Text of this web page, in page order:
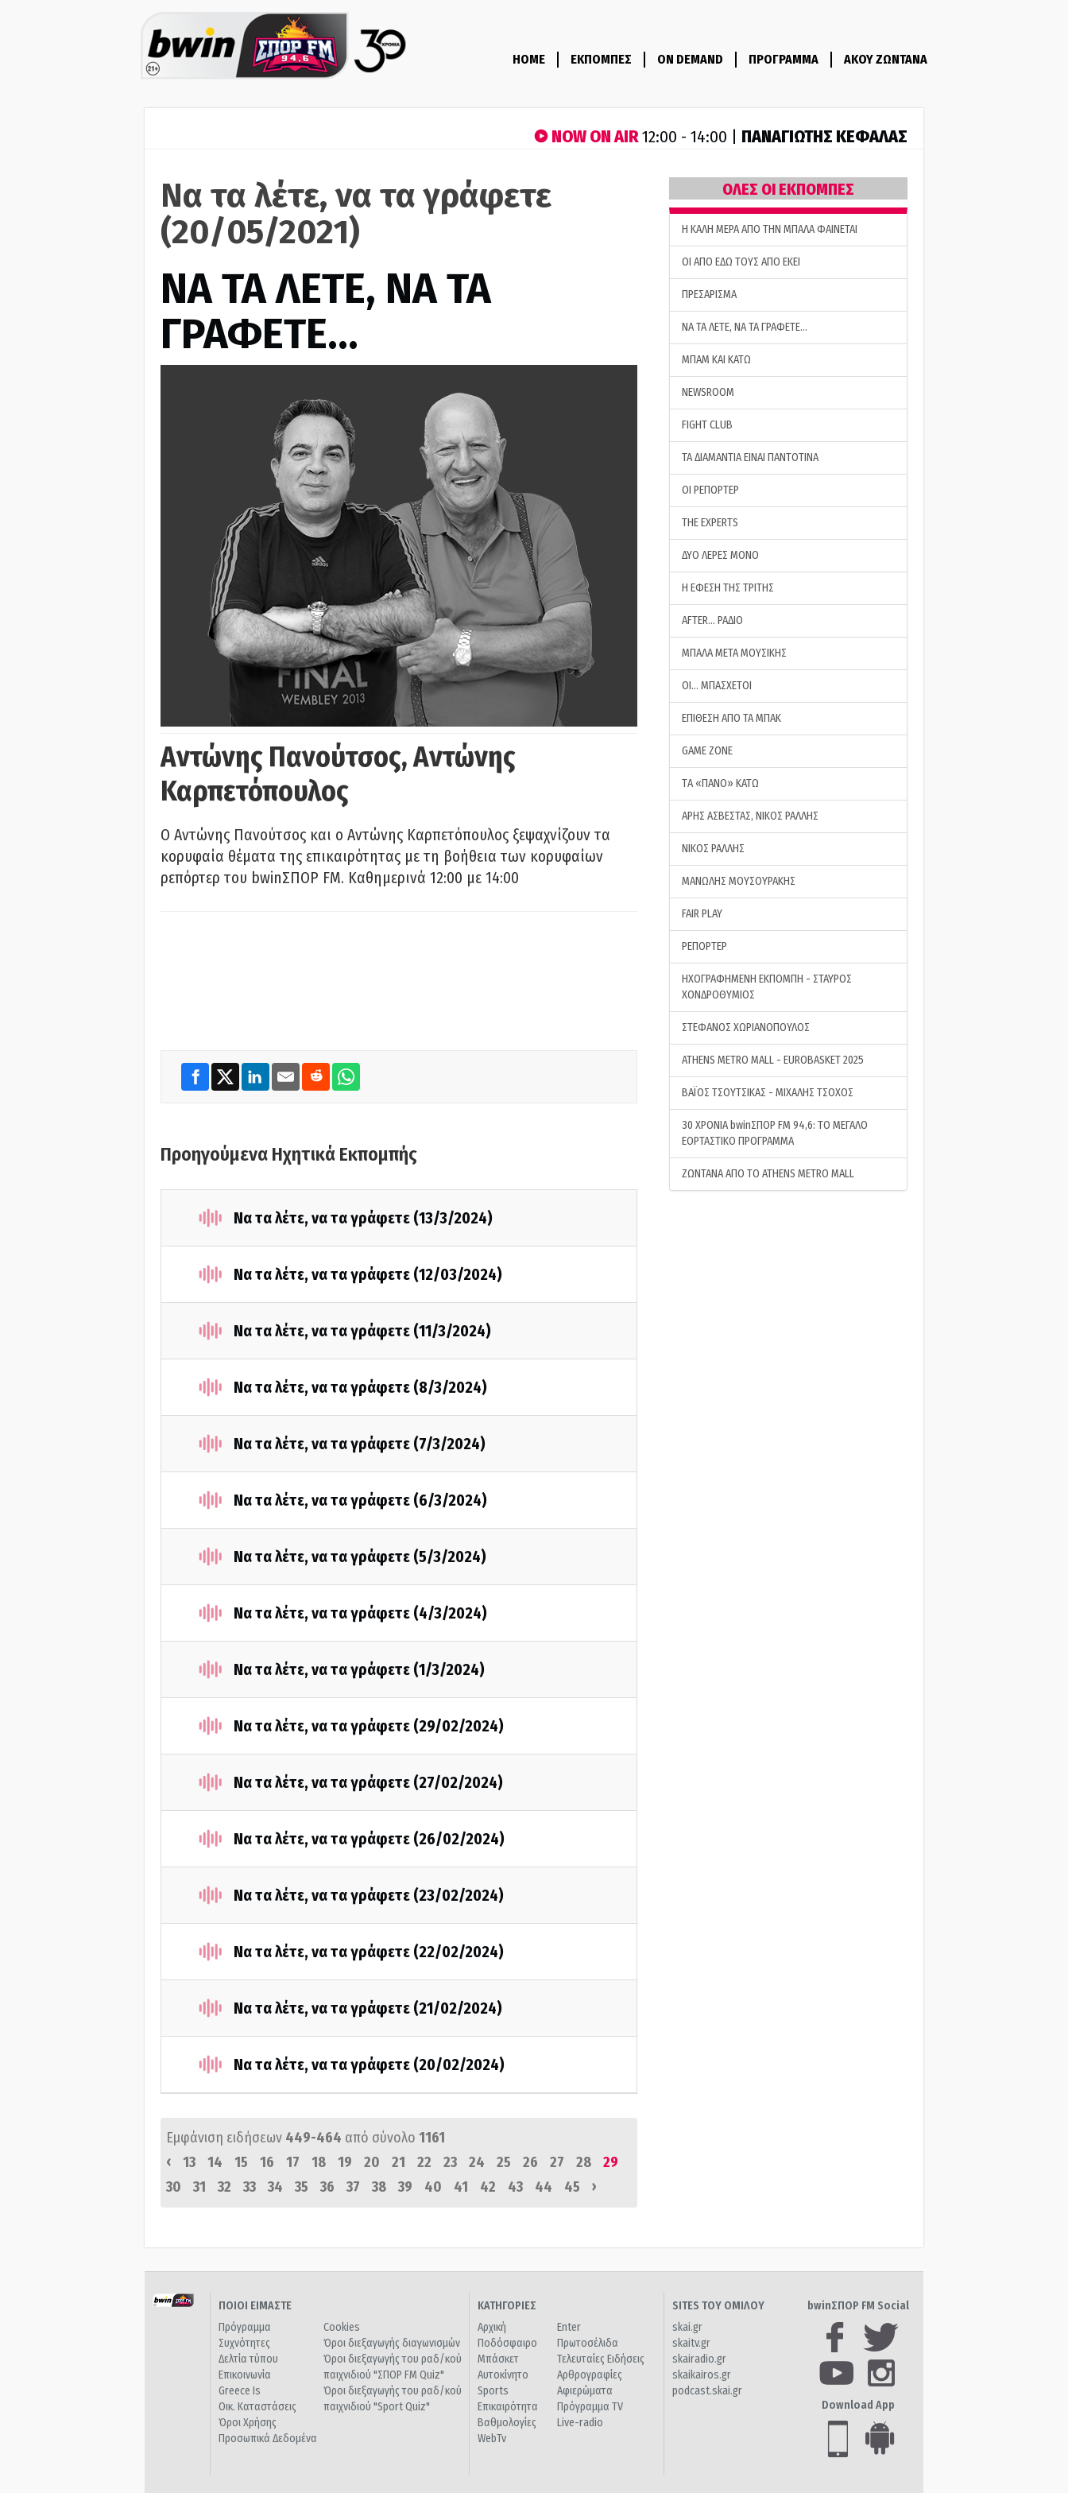
HOME ΕΚΠΟΜΠΕΣ ON DEMAND ΠΡΟΓΡΑΜΜΑ ΑΚΟΥ ΖΩΝΤΑΝΑ
NOW ON AIR12:00 - 14:00 | ΠΑΝΑΓΙΩΤΗΣ ΚΕΦΑΛΑΣ
Να τα λέτε, να τα γράφετε
(20/05/2021)
ΝΑ ΤΑ ΛΕΤΕ, ΝΑ ΤΑ
ΓΡΑΦΕΤΕ…
Αντώνης Πανούτσος, Αντώνης
Καρπετόπουλος
Ο Αντώνης Πανούτσος και ο Αντώνης Καρπετόπουλος ξεψαχνίζουν τα
κορυφαία θέματα της επικαιρότητας με τη βοήθεια των κορυφαίων
ρεπόρτερ του bwinΣΠΟΡ FM. Καθημερινά 12:00 με 14:00
Προηγούμενα Ηχητικά Εκπομπής
Να τα λέτε, να τα γράφετε (13/3/2024)
Να τα λέτε, να τα γράφετε (12/03/2024)
Να τα λέτε, να τα γράφετε (11/3/2024)
Να τα λέτε, να τα γράφετε (8/3/2024)
Να τα λέτε, να τα γράφετε (7/3/2024)
Να τα λέτε, να τα γράφετε (6/3/2024)
Να τα λέτε, να τα γράφετε (5/3/2024)
Να τα λέτε, να τα γράφετε (4/3/2024)
Να τα λέτε, να τα γράφετε (1/3/2024)
Να τα λέτε, να τα γράφετε (29/02/2024)
Να τα λέτε, να τα γράφετε (27/02/2024)
Να τα λέτε, να τα γράφετε (26/02/2024)
Να τα λέτε, να τα γράφετε (23/02/2024)
Να τα λέτε, να τα γράφετε (22/02/2024)
Να τα λέτε, να τα γράφετε (21/02/2024)
Να τα λέτε, να τα γράφετε (20/02/2024)
Εμφάνιση ειδήσεων 449-464 από σύνολο 1161
‹
13 14 15 16 17 18 19 20 21 22 23 24 25 26 27 28
29
30
31 32 33 34 35 36 37 38 39 40 41 42 43 44 45 ›
ΟΛΕΣ ΟΙ ΕΚΠΟΜΠΕΣ
H ΚΑΛΗ ΜΕΡΑ ΑΠΟ ΤΗΝ ΜΠΑΛΑ ΦΑΙΝΕΤΑΙ
ΟΙ ΑΠΟ ΕΔΩ ΤΟΥΣ ΑΠΟ ΕΚΕΙ
ΠΡΕΣΑΡΙΣΜΑ
ΝΑ ΤΑ ΛΕΤΕ, ΝΑ ΤΑ ΓΡΑΦΕΤΕ…
ΜΠΑΜ ΚΑΙ ΚΑΤΩ
NEWSROOM
FIGHT CLUB
ΤΑ ΔΙΑΜΑΝΤΙΑ ΕΙΝΑΙ ΠΑΝΤΟΤΙΝΑ
ΟΙ ΡΕΠΟΡΤΕΡ
THE EXPERTS
ΔΥΟ ΛΕΡΕΣ ΜΟΝΟ
Η ΕΦΕΣΗ ΤΗΣ ΤΡΙΤΗΣ
AFTER… ΡΑΔΙΟ
ΜΠΑΛΑ ΜΕΤΑ ΜΟΥΣΙΚΗΣ
ΟΙ… ΜΠΑΣΧΕΤΟΙ
ΕΠΙΘΕΣΗ ΑΠΟ ΤΑ ΜΠΑΚ
GAME ZONE
ΤA «ΠΑΝΟ» ΚΑΤΩ
ΑΡΗΣ ΑΣΒΕΣΤΑΣ, ΝΙΚΟΣ ΡΑΛΛΗΣ
ΝΙΚΟΣ ΡΑΛΛΗΣ
ΜΑΝΩΛΗΣ ΜΟΥΣΟΥΡΑΚΗΣ
FAIR PLAY
ΡΕΠΟΡΤΕΡ
ΗΧΟΓΡΑΦΗΜΕΝΗ ΕΚΠΟΜΠΗ - ΣΤΑΥΡΟΣ
ΧΟΝΔΡΟΘΥΜΙΟΣ
ΣΤΕΦΑΝΟΣ ΧΩΡΙΑΝΟΠΟΥΛΟΣ
ATHENS METRO MALL - EUROBASKET 2025
ΒΑΪΟΣ ΤΣΟΥΤΣΙΚΑΣ - ΜΙΧΑΛΗΣ ΤΣΟΧΟΣ
30 ΧΡΟΝΙΑ bwinΣΠΟΡ FM 94,6: ΤΟ ΜΕΓΑΛΟ
ΕΟΡΤΑΣΤΙΚΟ ΠΡΟΓΡΑΜΜΑ
ΖΩΝΤΑΝΑ ΑΠΟ ΤΟ ATHENS METRO MALL
ΠΟΙΟΙ ΕΙΜΑΣΤΕ
Πρόγραμμα
Συχνότητες
Δελτία τύπου
Επικοινωνία
Greece Is
Οικ. Καταστάσεις
Όροι Χρήσης
Προσωπικά Δεδομένα
Cookies
Όροι διεξαγωγής διαγωνισμών
Όροι διεξαγωγής του ραδ/κού
παιχνιδιού "ΣΠΟΡ FM Quiz"
Όροι διεξαγωγής του ραδ/κού
παιχνιδιού "Sport Quiz"
ΚΑΤΗΓΟΡΙΕΣ
Αρχική
Ποδόσφαιρο
Μπάσκετ
Αυτοκίνητο
Sports
Επικαιρότητα
Βαθμολογίες
WebTv
Enter
Πρωτοσέλιδα
Τελευταίες Ειδήσεις
Αρθρογραφίες
Αφιερώματα
Πρόγραμμα TV
Live-radio
SITES ΤΟΥ ΟΜΙΛΟΥ
skai.gr
skaitv.gr
skairadio.gr
skaikairos.gr
podcast.skai.gr
bwinΣΠΟΡ FM Social
Download App